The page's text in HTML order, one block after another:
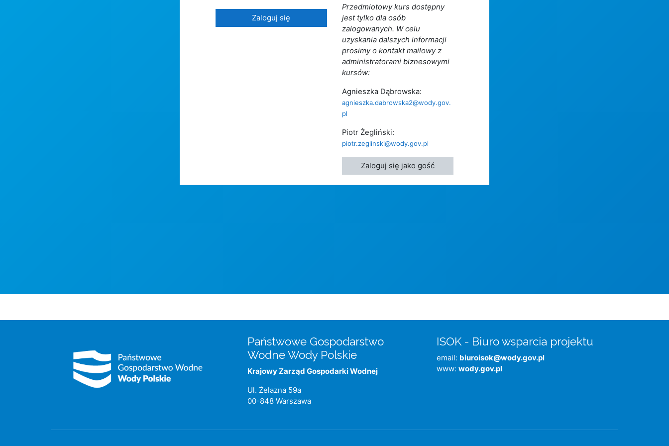
Zaloguj się
Przedmiotowy kurs dostępny
jest tylko dla osób
zalogowanych. W celu
uzyskania dalszych informacji
prosimy o kontakt mailowy z
administratorami biznesowymi
kursów:
Agnieszka Dąbrowska:
agnieszka.dabrowska2@wody.gov.
pl
Piotr Żegliński:
piotr.zeglinski@wody.gov.pl
Zaloguj się jako gość
Państwowe Gospodarstwo
Wodne Wody Polskie
Krajowy Zarząd Gospodarki Wodnej
Ul. Żelazna 59a
00-848 Warszawa
ISOK - Biuro wsparcia projektu
email: biuroisok@wody.gov.pl
www: wody.gov.pl